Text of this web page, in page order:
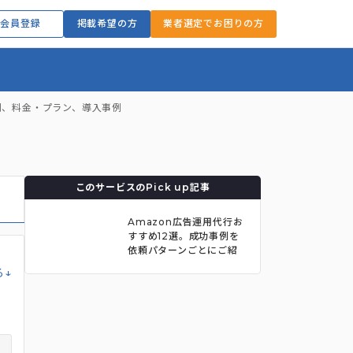
会員登録 掲載希望の方 業者選定でお困りの方
料金・プラン、導入事例
↓
このサービスのPick up記事
Amazon広告運用代行お
すすめ12選。成功事例を
依頼パターンごとにご紹